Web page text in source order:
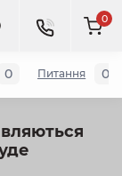
0
0 Питання 0